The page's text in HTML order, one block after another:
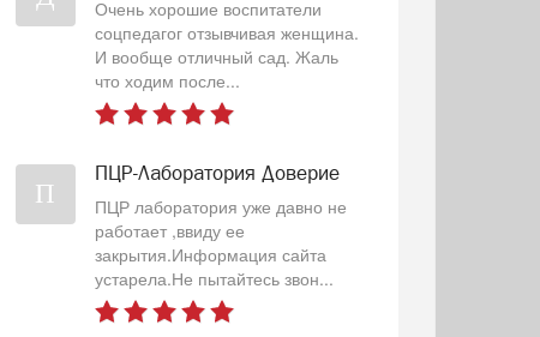
Очень хорошие воспитатели
соцпедагог отзывчивая женщина.
И вообще отличный сад. Жаль
что ходим после...
П
ПЦР-Лаборатория Доверие
ПЦР лаборатория уже давно не
работает ,ввиду ее
закрытия.Информация сайта
устарела.Не пытайтесь звон...